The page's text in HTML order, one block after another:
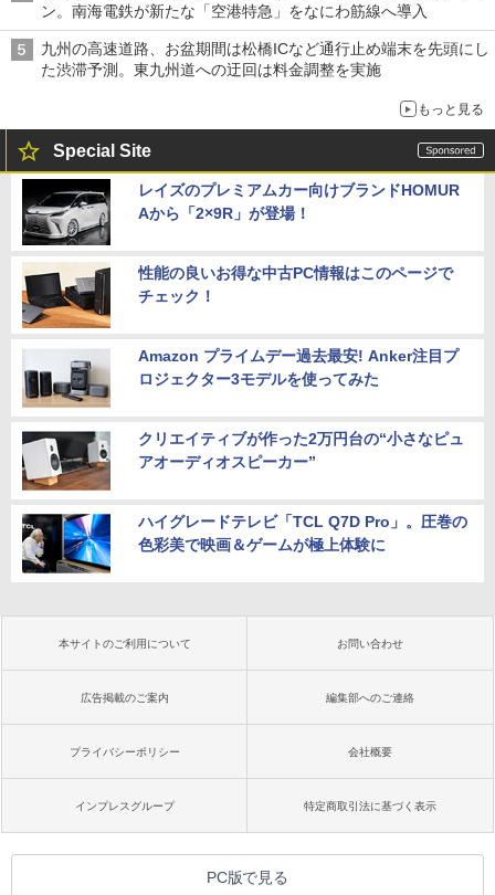
ン。南海電鉄が新たな「空港特急」をなにわ筋線へ導入
九州の高速道路、お盆期間は松橋ICなど通行止め端末を先頭にし
た渋滞予測。東九州道への迂回は料金調整を実施
もっと見る
Special Site
レイズのプレミアムカー向けブランドHOMUR
Aから「2×9R」が登場！
性能の良いお得な中古PC情報はこのページで
チェック！
Amazon プライムデー過去最安! Anker注目プ
ロジェクター3モデルを使ってみた
クリエイティブが作った2万円台の“小さなピュ
アオーディオスピーカー”
ハイグレードテレビ「TCL Q7D Pro」。圧巻の
色彩美で映画＆ゲームが極上体験に
本サイトのご利用について お問い合わせ
広告掲載のご案内 編集部へのご連絡
プライバシーポリシー 会社概要
インプレスグループ 特定商取引法に基づく表示
PC版で見る